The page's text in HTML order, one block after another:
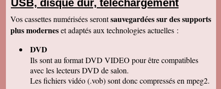
Nous avons bien reçu le colis et nous vous
remercions de votre travail . Les vidéos sont de
bonne qualité. Cordialement
Marcel G
numerisées. c'est vraiment un beau résultat.
René DR
Nous avons testé : tout semble bon et la
récupération sur Final Cut Pro X fonctionne.
USB, disque dur, téléchargement
Vos cassettes numérisées serontsauvegardées sur des supports
plus moderneset adaptés aux technologies actuelles :
DVD
Ils sont au format DVD VIDEO pour être compatibles
avec les lecteurs DVD de salon.
Les fichiers vidéo (.vob) sont donc compressés en mpeg2.